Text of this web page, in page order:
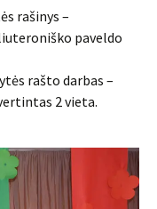
rašinys –
paveldo
rašto darbas –
2 vieta.